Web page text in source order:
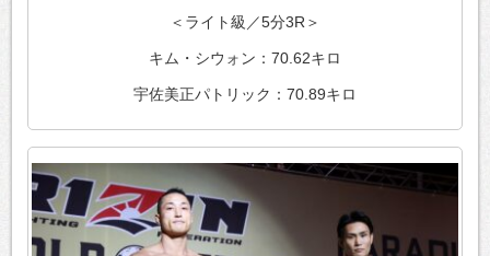
＜ライト級／5分3R＞
キム・シウォン：70.62キロ
宇佐美正パトリック：70.89キロ